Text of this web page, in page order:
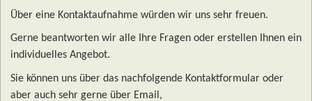
Über eine Kontaktaufnahme würden wir uns sehr freuen.
Gerne beantworten wir alle Ihre Fragen oder erstellen Ihnen ein
individuelles Angebot.
Sie können uns über das nachfolgende Kontaktformular oder
aber auch sehr gerne über Email,